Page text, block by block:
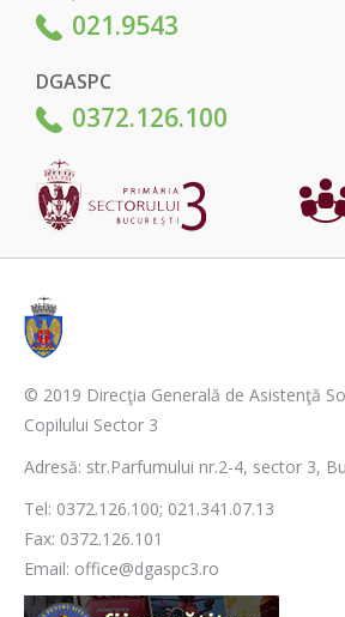
021.9543
DGASPC
0372.126.100
© 2019 Direcţia Generală de Asistenţă
Copilului Sector 3
Adresă: str.Parfumului nr.2-4, sector 3,
Tel: 0372.126.100; 021.341.07.13
Fax: 0372.126.101
Email: office@dgaspc3.ro